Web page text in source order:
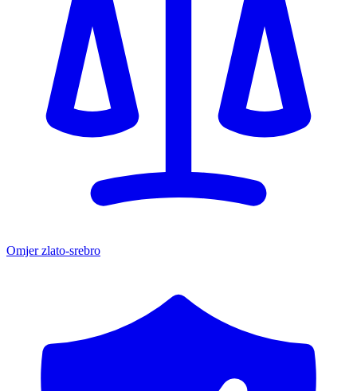
Omjer zlato-srebro